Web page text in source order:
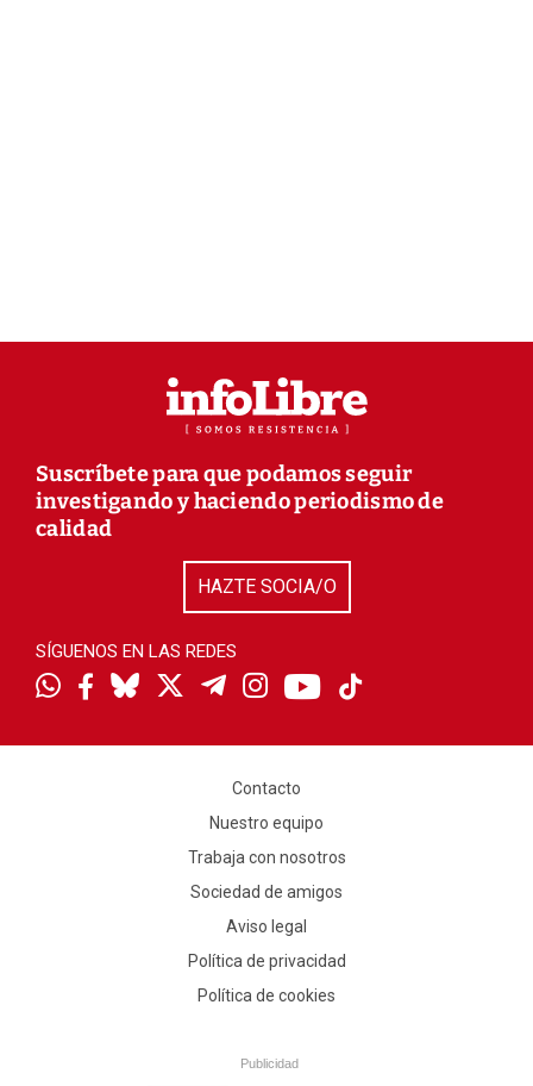
Suscríbete para que podamos seguir
investigando y haciendo periodismo de
calidad
HAZTE SOCIA/O
SÍGUENOS EN LAS REDES
Contacto
Nuestro equipo
Trabaja con nosotros
Sociedad de amigos
Aviso legal
Política de privacidad
Política de cookies
Publicidad